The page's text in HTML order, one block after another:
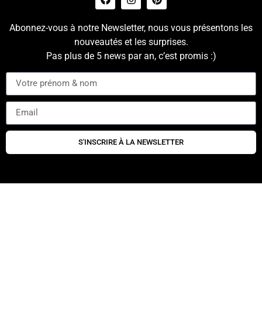
Abonnez-vous à notre Newsletter, nous vous présentons les
nouveautés et les surprises.
Pas plus de 5 news par an, c’est promis :)
S'INSCRIRE À LA NEWSLETTER